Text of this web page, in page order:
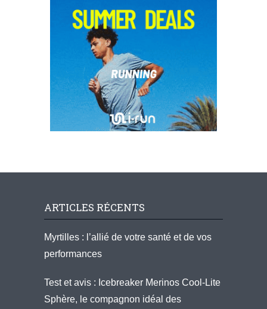
ARTICLES RÉCENTS
Myrtilles : l’allié de votre santé et de vos
performances
Test et avis : Icebreaker Merinos Cool-Lite
Sphère, le compagnon idéal des